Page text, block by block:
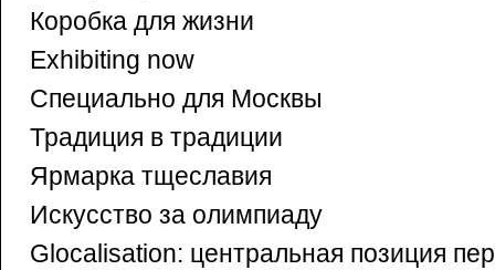
Коробка для жизни
Exhibiting now
Специально для Москвы
Традиция в традиции
Ярмарка тщеславия
Искусство за олимпиаду
Glocalisation: центральная позиция